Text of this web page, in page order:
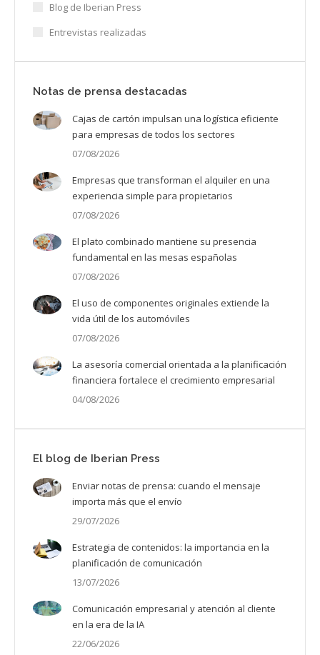
Blog de Iberian Press
Entrevistas realizadas
Notas de prensa destacadas
Cajas de cartón impulsan una logística eficiente
para empresas de todos los sectores
07/08/2026
Empresas que transforman el alquiler en una
experiencia simple para propietarios
07/08/2026
El plato combinado mantiene su presencia
fundamental en las mesas españolas
07/08/2026
El uso de componentes originales extiende la
vida útil de los automóviles
07/08/2026
La asesoría comercial orientada a la planificación
financiera fortalece el crecimiento empresarial
04/08/2026
El blog de Iberian Press
Enviar notas de prensa: cuando el mensaje
importa más que el envío
29/07/2026
Estrategia de contenidos: la importancia en la
planificación de comunicación
13/07/2026
Comunicación empresarial y atención al cliente
en la era de la IA
22/06/2026